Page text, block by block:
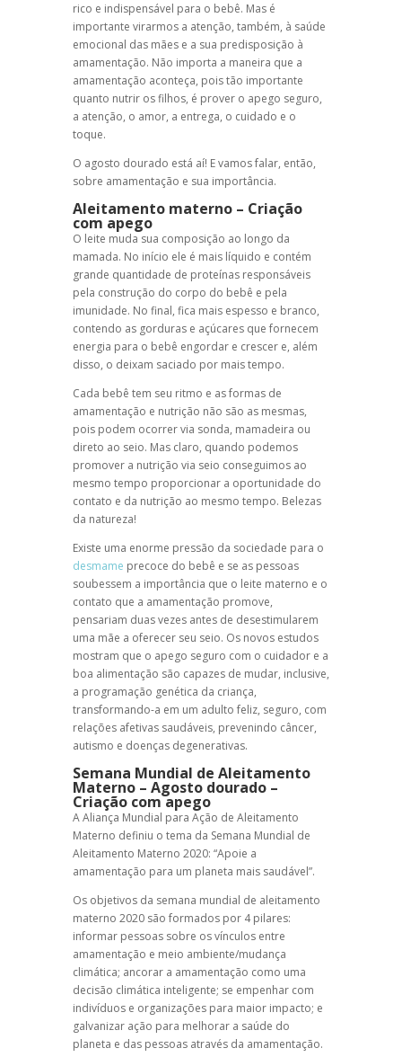
rico e indispensável para o bebê. Mas é
importante virarmos a atenção, também, à saúde
emocional das mães e a sua predisposição à
amamentação. Não importa a maneira que a
amamentação aconteça, pois tão importante
quanto nutrir os filhos, é prover o apego seguro,
a atenção, o amor, a entrega, o cuidado e o
toque.
O agosto dourado está aí! E vamos falar, então,
sobre amamentação e sua importância.
Aleitamento materno– Criação
com apego
O leite muda sua composição ao longo da
mamada. No início ele é mais líquido e contém
grande quantidade de proteínas responsáveis
pela construção do corpo do bebê e pela
imunidade. No final, fica mais espesso e branco,
contendo as gorduras e açúcares que fornecem
energia para o bebê engordar e crescer e, além
disso, o deixam saciado por mais tempo.
Cada bebê tem seu ritmo e as formas de
amamentação e nutrição não são as mesmas,
pois podem ocorrer via sonda, mamadeira ou
direto ao seio. Mas claro, quando podemos
promover a nutrição via seio conseguimos ao
mesmo tempo proporcionar a oportunidade do
contato e da nutrição ao mesmo tempo. Belezas
da natureza!
Existe uma enorme pressão da sociedade para o
desmame precoce do bebê e se as pessoas
soubessem a importância que o leite materno e o
contato que a amamentação promove,
pensariam duas vezes antes de desestimularem
uma mãe a oferecer seu seio. Os novos estudos
mostram que o apego seguro com o cuidador e a
boa alimentação são capazes de mudar, inclusive,
a programação genética da criança,
transformando-a em um adulto feliz, seguro, com
relações afetivas saudáveis, prevenindo câncer,
autismo e doenças degenerativas.
Semana Mundial de Aleitamento
Materno – Agosto dourado –
Criação com apego
A Aliança Mundial para Ação de Aleitamento
Materno definiu o tema da Semana Mundial de
Aleitamento Materno 2020: “Apoie a
amamentação para um planeta mais saudável”.
Os objetivos da semana mundial de aleitamento
materno 2020 são formados por 4 pilares:
informar pessoas sobre os vínculos entre
amamentação e meio ambiente/mudança
climática; ancorar a amamentação como uma
decisão climática inteligente; se empenhar com
indivíduos e organizações para maior impacto; e
galvanizar ação para melhorar a saúde do
planeta e das pessoas através da amamentação.